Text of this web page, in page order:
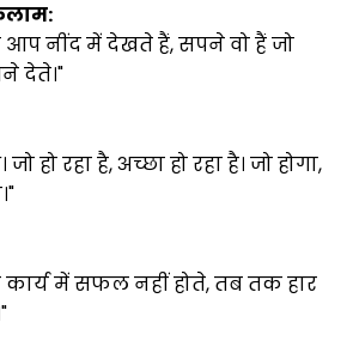
आप नींद में देखते हैं, सपने वो हैं जो
देते।"
हो रहा है, अच्छा हो रहा है। जो होगा,
में सफल नहीं होते, तब तक हार